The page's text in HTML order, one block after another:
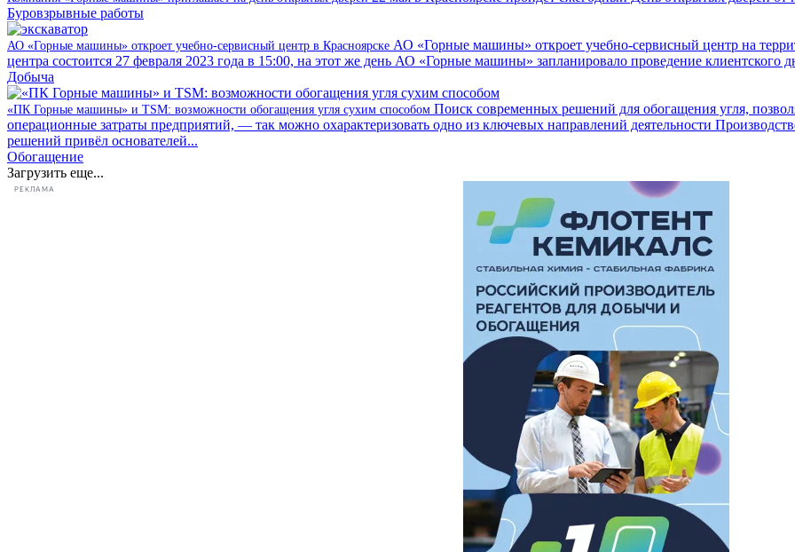
Буровзрывные работы
АО «Горные машины» откроет учебно-сервисный центр в Красноярске АО «Горные машины» откроет учебно-сервисный центр на
центра состоится 27 февраля 2023 года в 15:00, на этот же день АО «Горные машины» запланировало проведение клиентского
Добыча
«ПК Горные машины» и TSM: возможности обогащения угля сухим способом Поиск современных решений для обогащения угля,
операционные затраты предприятий, — так можно охарактеризовать одно из ключевых направлений деятельности
решений привёл основателей...
Обогащение
Загрузить еще...
РЕКЛАМА